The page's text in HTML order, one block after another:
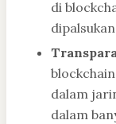
di
dalam
dalam